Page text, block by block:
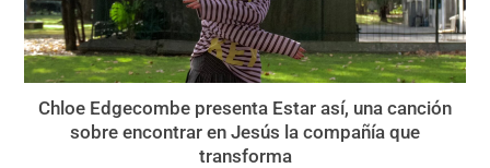
Chloe Edgecombe presenta Estar así, una canción
sobre encontrar en Jesús la compañía que
transforma